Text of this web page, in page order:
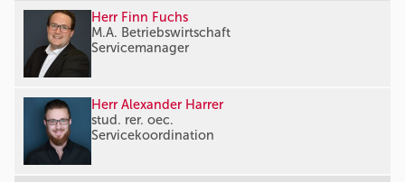
Herr Finn Fuchs
M.A. Betriebswirtschaft
Servicemanager
Herr Alexander Harrer
stud. rer. oec.
Servicekoordination